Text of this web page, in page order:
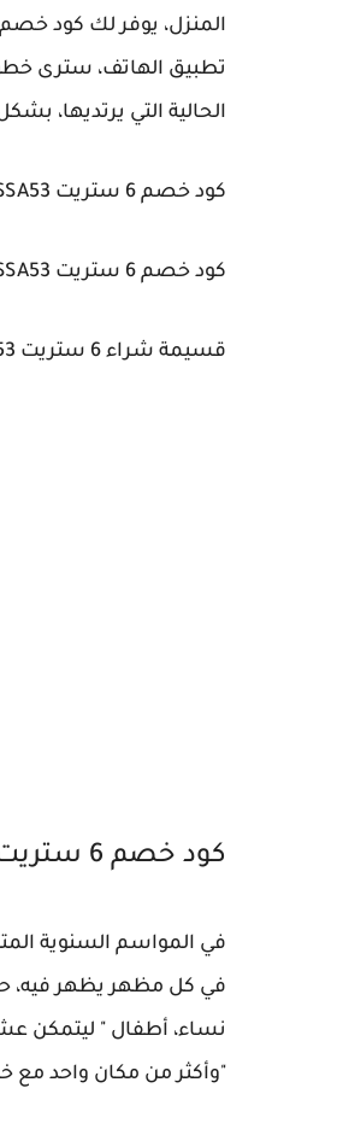
تطبيق الهاتف، سترى
الحالية التي
كود خصم 6 ستريت SSA53
كود خصم 6 ستريت SSA53
قسيمة شراء 6 ستريت SSA53
كود خصم 6 ستريت
في كل مظهر يظهر فيه،
نساء، أطفال " ليتمكن
"وأكثر من مكان واحد مع خصومات 6 ستريت تصل